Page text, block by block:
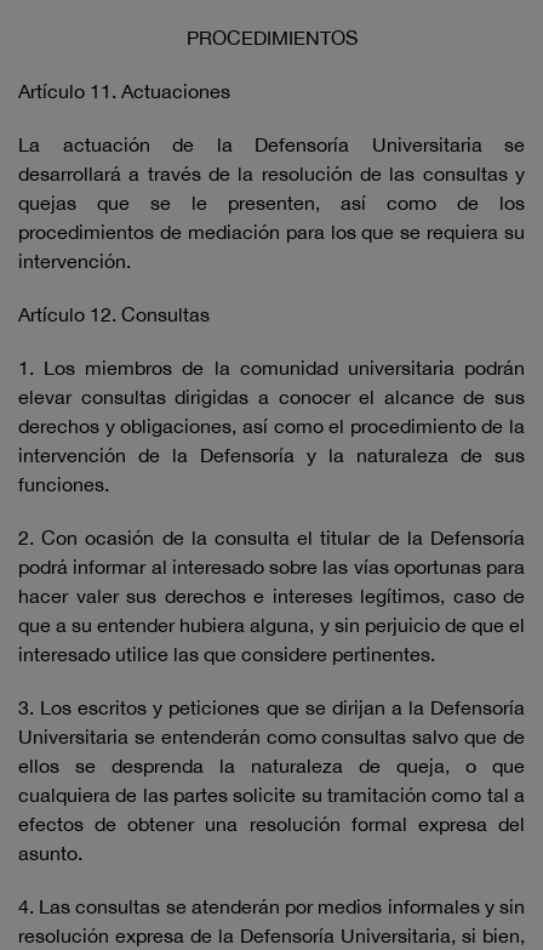
PROCEDIMIENTOS
Artículo 11. Actuaciones
La actuación de la Defensoría Universitaria se
desarrollará a través de la resolución de las consultas y
quejas que se le presenten, así como de los
procedimientos de mediación para los que se requiera su
intervención.
Artículo 12. Consultas
1. Los miembros de la comunidad universitaria podrán
elevar consultas dirigidas a conocer el alcance de sus
derechos y obligaciones, así como el procedimiento de la
intervención de la Defensoría y la naturaleza de sus
funciones.
2. Con ocasión de la consulta el titular de la Defensoría
podrá informar al interesado sobre las vías oportunas para
hacer valer sus derechos e intereses legítimos, caso de
que a su entender hubiera alguna, y sin perjuicio de que el
interesado utilice las que considere pertinentes.
3. Los escritos y peticiones que se dirijan a la Defensoría
Universitaria se entenderán como consultas salvo que de
ellos se desprenda la naturaleza de queja, o que
cualquiera de las partes solicite su tramitación como tal a
efectos de obtener una resolución formal expresa del
asunto.
4. Las consultas se atenderán por medios informales y sin
resolución expresa de la Defensoría Universitaria, si bien,